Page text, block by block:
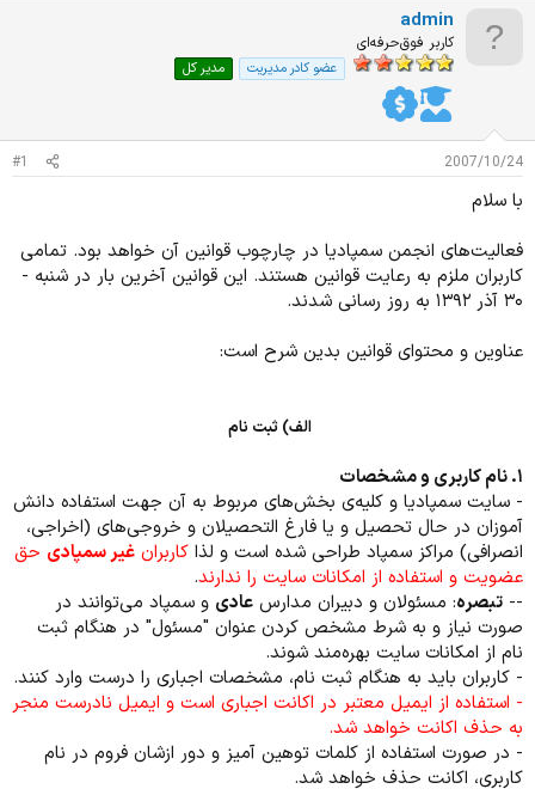
ع
ه
م
ض
ع
ر
ی
خ
ش
ر
و
ع
admin
کاربر فوق‌حرفه‌ای
عضو کادر مدیریت مدیر کل
2007/10/24
#1
با سلام
فعالیت‌های انجمن سمپادیا در چارچوب قوانین آن خواهد بود. تمامی
کاربران ملزم به رعایت قوانین هستند. این قوانین آخرین بار در شنبه -
۳۰ آذر ۱۳۹۲ به روز رسانی شدند.
عناوین و محتوای قوانین بدین شرح است:
الف) ثبت نام
۱. نام کاربری و مشخصات
- سایت سمپادیا و کلیه‌ی بخش‌های مربوط به آن جهت استفاده دانش
آموزان در حال تحصیل و یا فارغ التحصیلان و خروجی‌های (اخراجی،
انصرافی) مراکز سمپاد طراحی شده است و لذا کاربران غیر سمپادی حق
عضویت و استفاده از امکانات سایت را ندارند.
-- تبصره: مسئولان و دبیران مدارس عادی و سمپاد می‌توانند در
صورت نیاز و به شرط مشخص کردن عنوان "مسئول" در هنگام ثبت
نام از امکانات سایت بهره‌مند شوند.
- کاربران باید به هنگام ثبت نام، مشخصات اجباری را درست وارد کنند.
- استفاده از ایمیل معتبر در اکانت اجباری است و ایمیل نادرست منجر
به حذف اکانت خواهد شد.
- در صورت استفاده از کلمات توهین آمیز و دور ازشان فروم در نام
کاربری، اکانت حذف خواهد شد.